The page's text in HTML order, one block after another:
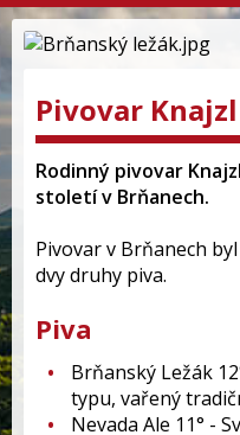
Pivovar
Rodinný pivovar
století v Brňanech.
Pivovar v Brňanech
dvy druhy piva.
Piva
Brňanský Ležák
typu, vařený
Nevada Ale 11° -